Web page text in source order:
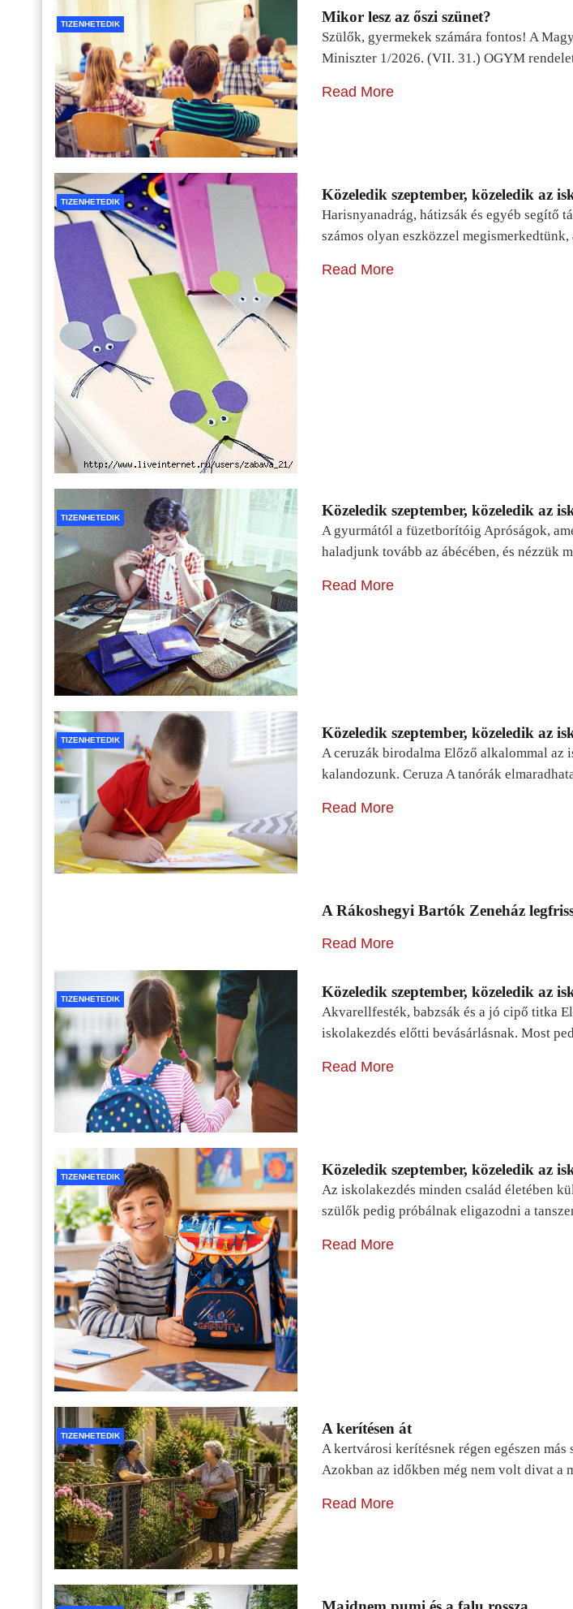
TIZENHETEDIK Mikor lesz az őszi szünet?
Szülők, gyermekek számára fontos! A
Miniszter 1/2026. (VII. 31.) OGYM
Read More
TIZENHETEDIK Közeledik szeptember, közeledik az
Harisnyanadrág, hátizsák és egyéb segítő
számos olyan eszközzel
Read More
TIZENHETEDIK Közeledik szeptember, közeledik az
A gyurmától a füzetborítóig Apróságok,
haladjunk tovább az ábécében, és nézzük
Read More
TIZENHETEDIK Közeledik szeptember, közeledik az
A ceruzák birodalma Előző alkalommal
kalandozunk. Ceruza A tanórák
Read More
A Rákoshegyi Bartók Zeneház
Read More
TIZENHETEDIK Közeledik szeptember, közeledik az
Akvarellfesték, babzsák és a jó cipő titka
iskolakezdés előtti bevásárlásnak. Most
Read More
TIZENHETEDIK Közeledik szeptember, közeledik az
Az iskolakezdés minden család életében
szülők pedig próbálnak eligazodni a
Read More
TIZENHETEDIK A kerítésen át
A kertvárosi kerítésnek régen egészen
Azokban az időkben még nem volt divat a
Read More